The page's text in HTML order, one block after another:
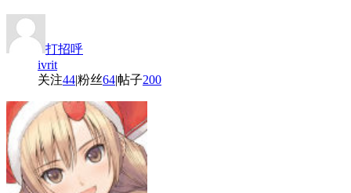
打招呼
ivrit
关注44|粉丝64|帖子200